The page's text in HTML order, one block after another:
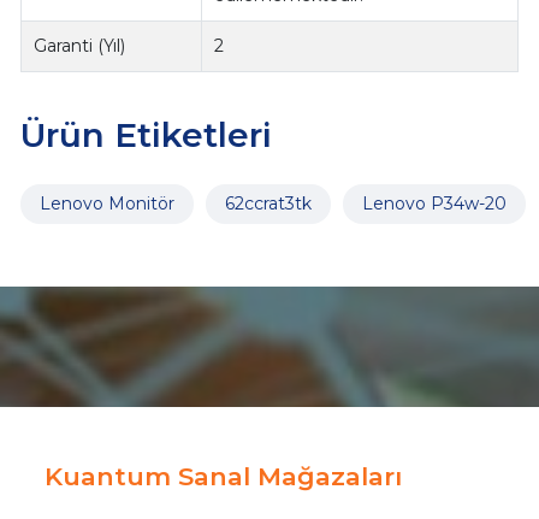
Garanti (Yıl) 2
Ürün Etiketleri
Lenovo Monitör 62ccrat3tk Lenovo P34w-20
Kuantum Sanal Mağazaları